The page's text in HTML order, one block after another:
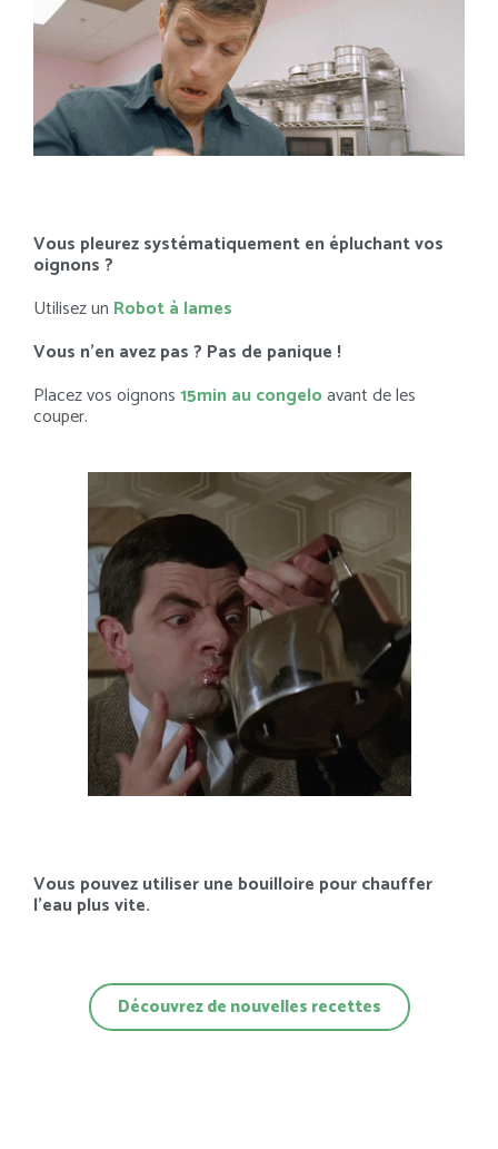
Vous pleurez systématiquement en épluchant vos
oignons ?
Utilisez un Robot à lames
Vous n’en avez pas ? Pas de panique !
Placez vos oignons15min au congeloavant de les
couper.
Vous pouvez utiliser une bouilloire pour chauffer
l’eau plus vite.
Découvrez de nouvelles recettes